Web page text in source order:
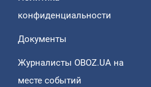
конфиденциальности
Документы
Журналисты OBOZ.UA на
месте событий